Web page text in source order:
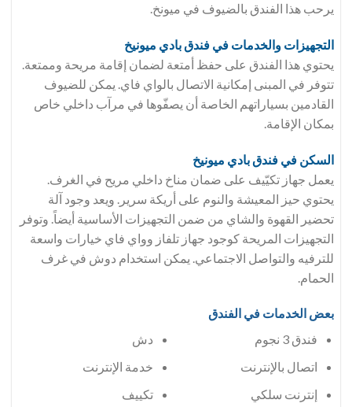
يرحب هذا الفندق بالضيوف في ميونخ.
التجهيزات والخدمات في فندق بادي ميونيخ
يحتوي هذا الفندق على حفظ أمتعة لضمان إقامة مريحة وممتعة.
تتوفر في المبنى إمكانية الاتصال بالواي فاي. يمكن للضيوف
القادمين بسياراتهم الخاصة أن يصفّوها في مرآب داخلي خاص
بمكان الإقامة.
السكن في فندق بادي ميونيخ
يعمل جهاز تكيّيف على ضمان مناخ داخلي مريح في الغرف.
يحتوي حيز المعيشة والنوم على أريكة سرير. ويعد وجود آلة
تحضير القهوة والشاي من ضمن التجهيزات الأساسية أيضاً. وتوفر
التجهيزات المريحة كوجود جهاز تلفاز وواي فاي خيارات واسعة
للترفيه والتواصل الاجتماعي. يمكن استخدام دوش في غرف
الحمام.
بعض الخدمات في الفندق
فندق 3 نجوم
اتصال بالإنترنت
إنترنت سلكي
دش
خدمة الإنترنت
تكييف